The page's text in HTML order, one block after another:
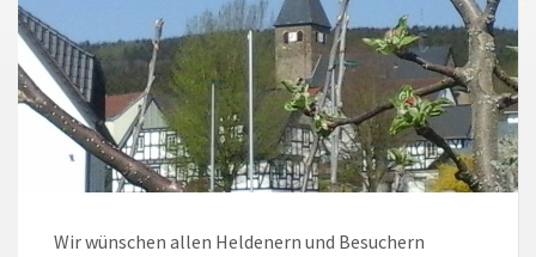
Wir wünschen allen Heldenern und Besuchern